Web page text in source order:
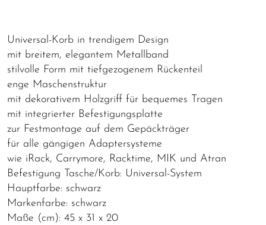
Universal-Korb in trendigem Design
mit breitem, elegantem Metallband
stilvolle Form mit tiefgezogenem Rückenteil
enge Maschenstruktur
mit dekorativem Holzgriff für bequemes Tragen
mit integrierter Befestigungsplatte
zur Festmontage auf dem Gepäckträger
für alle gängigen Adaptersysteme
wie iRack, Carrymore, Racktime, MIK und Atran
Befestigung Tasche/Korb: Universal-System
Hauptfarbe: schwarz
Markenfarbe: schwarz
Maße (cm): 45 x 31 x 20